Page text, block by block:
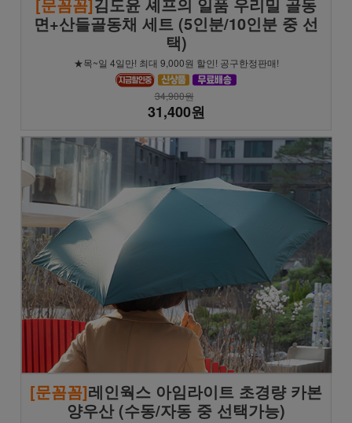
[문꼼꼼]김도윤 셰프의 일품 우리밀 골동
면+산들골동채 세트 (5인분/10인분 중 선
택)
★목~일 4일만! 최대 9,000원 할인! 공구한정판매!
34,900원
31,400원
[문꼼꼼]레인웍스 아임라이트 초경량 카본
양우산 (수동/자동 중 선택가능)